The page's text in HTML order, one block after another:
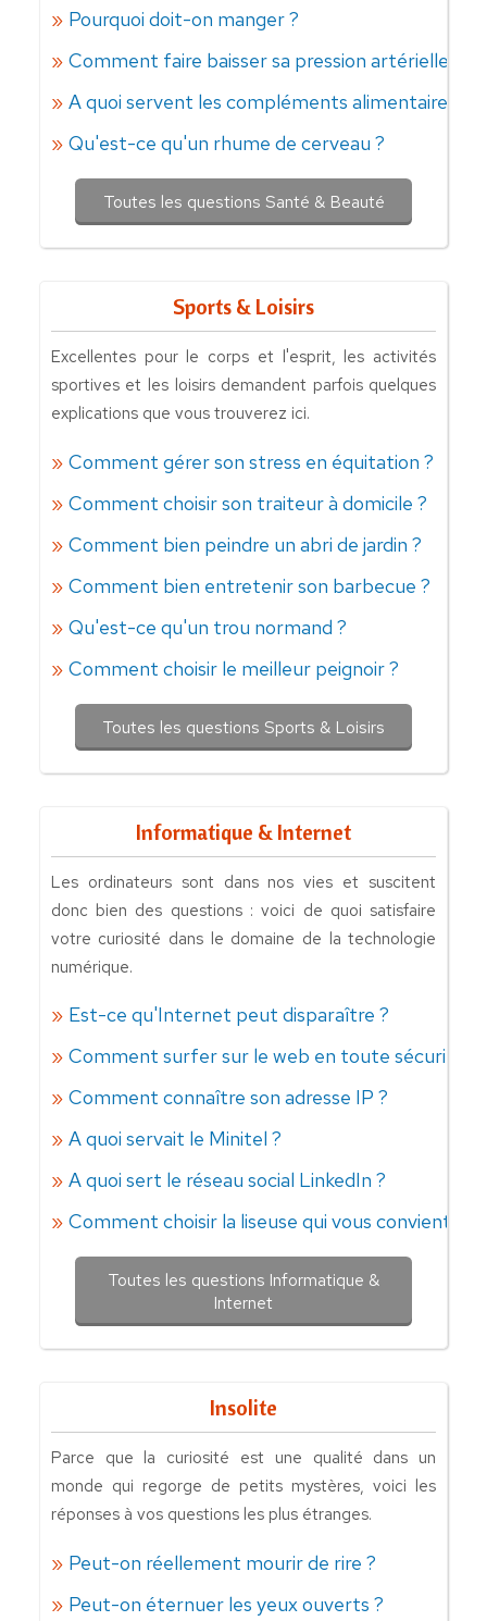
Pourquoi doit-on manger ?
Comment faire baisser sa pression artérielle ?
A quoi servent les compléments alimentaires ?
Qu'est-ce qu'un rhume de cerveau ?
Toutes les questions Santé & Beauté
Sports & Loisirs
Excellentes pour le corps et l'esprit, les activités
sportives et les loisirs demandent parfois quelques
explications que vous trouverez ici.
Comment gérer son stress en équitation ?
Comment choisir son traiteur à domicile ?
Comment bien peindre un abri de jardin ?
Comment bien entretenir son barbecue ?
Qu'est-ce qu'un trou normand ?
Comment choisir le meilleur peignoir ?
Toutes les questions Sports & Loisirs
Informatique & Internet
Les ordinateurs sont dans nos vies et suscitent
donc bien des questions : voici de quoi satisfaire
votre curiosité dans le domaine de la technologie
numérique.
Est-ce qu'Internet peut disparaître ?
Comment surfer sur le web en toute sécurité ?
Comment connaître son adresse IP ?
A quoi servait le Minitel ?
A quoi sert le réseau social LinkedIn ?
Comment choisir la liseuse qui vous convient ?
Toutes les questions Informatique &
Internet
Insolite
Parce que la curiosité est une qualité dans un
monde qui regorge de petits mystères, voici les
réponses à vos questions les plus étranges.
Peut-on réellement mourir de rire ?
Peut-on éternuer les yeux ouverts ?